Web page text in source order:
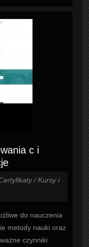
c i
/ Kursy i
do nauczenia
metody nauki oraz
czynniki